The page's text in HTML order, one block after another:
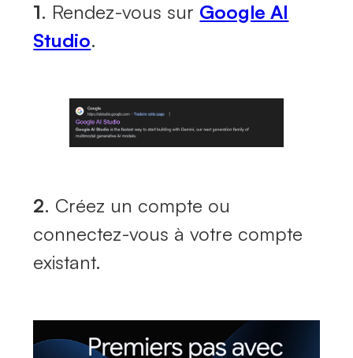
1. Rendez-vous sur Google AI
Studio.
2. Créez un compte ou
connectez-vous à votre compte
existant.